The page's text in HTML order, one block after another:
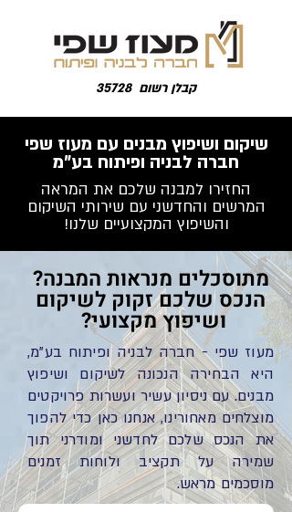
קבלן רשום 35728
שיקום ושיפוץ מבנים עם מעוז שפי
חברה לבניה ופיתוח בע"מ
החזירו למבנה שלכם את המראה
המרשים והחדשני עם שירותי השיקום
והשיפוץ המקצועיים שלנו!
מתוסכלים מנראות המבנה?
הנכס שלכם זקוק לשיקום
ושיפוץ מקצועי?
מעוז שפי - חברה לבניה ופיתוח בע"מ,
היא הבחירה הנכונה לשיקום ושיפוץ
מבנים. עם ניסיון עשיר ועשרות פרויקטים
מוצלחים מאחורינו, אנחנו כאן כדי להפוך
את הנכס שלכם לחדשני ומודרני תוך
שמירה על תקציב ולוחות זמנים
מוסכמים מראש.